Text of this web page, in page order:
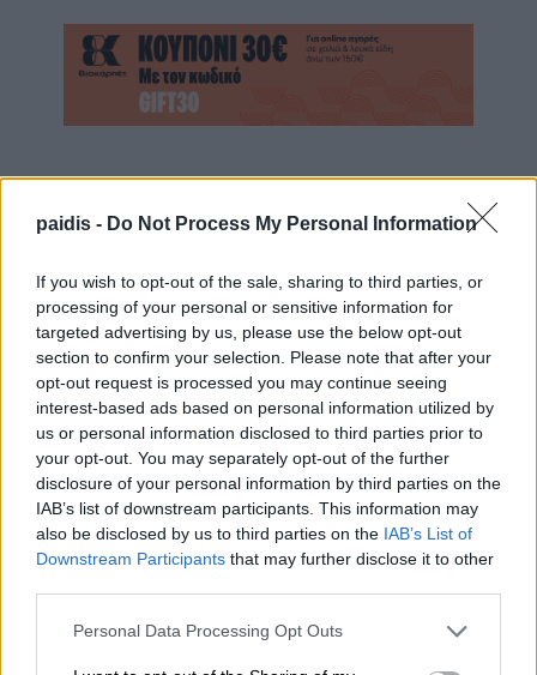
paidis - Do Not Process My Personal Information
If you wish to opt-out of the sale, sharing to third parties, or
processing of your personal or sensitive information for
targeted advertising by us, please use the below opt-out
section to confirm your selection. Please note that after your
opt-out request is processed you may continue seeing
interest-based ads based on personal information utilized by
us or personal information disclosed to third parties prior to
your opt-out. You may separately opt-out of the further
disclosure of your personal information by third parties on the
IAB’s list of downstream participants. This information may
also be disclosed by us to third parties on the IAB’s List of
Downstream Participants that may further disclose it to other
Personal Data Processing Opt Outs
▌ΤΑ ΠΙΟ ΔΗΜΟΦΙΛΗ
ΣΗΜΕΡΑ